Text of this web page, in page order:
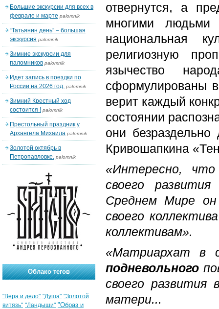
отвернутся, а
многими людьми
национальная
религиозную
язычество
сформулированы
верит каждый
состоянии
они
Кривошапкина
«Интересно,
своего
Среднем Мире
своего
коллективам».
«Матриархат
в
подневольного
своего развития
матери...
Большие экскурсии для всех в
феврале и марте palomnik
“Татьянин день” – большая
экскурсия palomnik
Зимние экскурсии для
паломников palomnik
Идет запись в поездки по
России на 2026 год. palomnik
Зимний Крестный ход
состоится ! palomnik
Престольный праздник у
Архангела Михаила palomnik
Золотой октябрь в
Петропавловке. palomnik
Облако тегов
"Вера и дело" "Душа" "Золотой
витязь" "Ландыши" "Образ и